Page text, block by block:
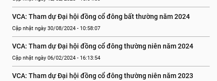
VCA: Tham dự Đại hội đồng cổ đông bất thường năm 2024
Cập nhật ngày 30/08/2024 - 10:58:07
VCA: Tham dự Đại hội đồng cổ đông thường niên năm 2024
Cập nhật ngày 06/02/2024 - 16:13:54
VCA: Tham dự Đại hội đồng cổ đông thường niên năm 2023